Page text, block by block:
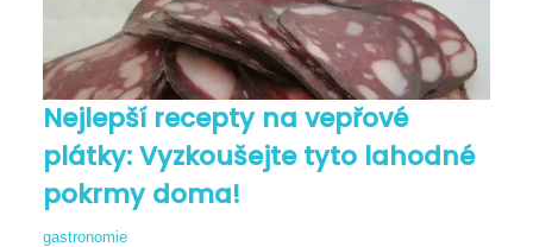
Nejlepší recepty na vepřové
plátky: Vyzkoušejte tyto lahodné
pokrmy doma!
gastronomie